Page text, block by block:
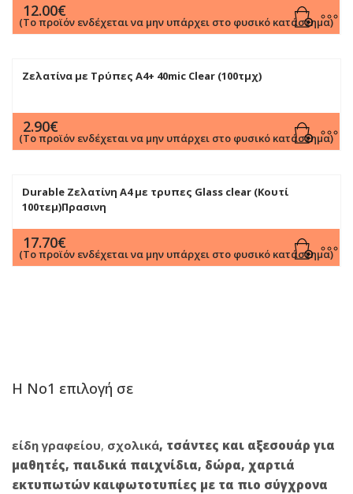
12.00€
(Το προϊόν ενδέχεται να μην υπάρχει στο φυσικό κατάστημα)
Ζελατίνα με Τρύπες Α4+ 40mic Clear (100τμχ)
2.90€
(Το προϊόν ενδέχεται να μην υπάρχει στο φυσικό κατάστημα)
Durable Ζελατίνη A4 με τρυπες Glass clear (Κουτί
100τεμ)Πρασινη
17.70€
(Το προϊόν ενδέχεται να μην υπάρχει στο φυσικό κατάστημα)
Η Νο1 επιλογή σε
είδη γραφείου, σχολικά, τσάντες και αξεσουάρ για
μαθητές, παιδικά παιχνίδια, δώρα, χαρτιά
εκτυπωτών καιφωτοτυπίες με τα πιο σύγχρονα